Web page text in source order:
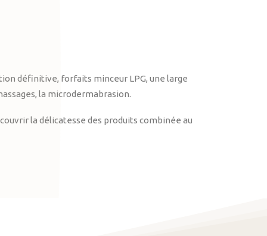
définitive, forfaits minceur LPG, une large
la microdermabrasion.
la délicatesse des produits combinée au